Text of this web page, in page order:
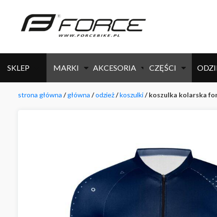
SKLEP MARKI AKCESORIA CZĘŚCI
strona główna /główna /odzież/koszulki/ koszulka kolarska